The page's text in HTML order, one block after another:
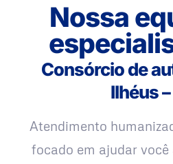
Nossa
Consórcio de
Ilhéus
Atendimento
focado em ajudar